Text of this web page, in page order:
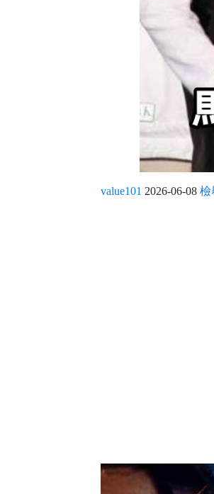
value101 2026-06-08 檢